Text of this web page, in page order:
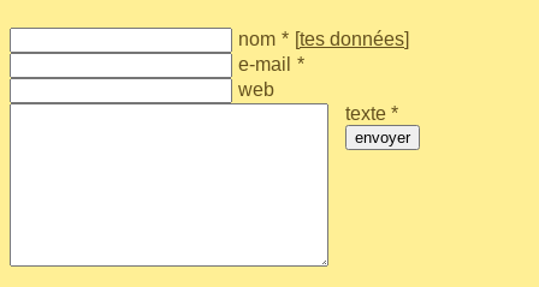
nom * [tes données]
e-mail *
web
texte *
envoyer